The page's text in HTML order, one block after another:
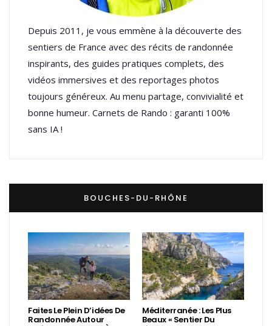
Depuis 2011, je vous emmène à la découverte des
sentiers de France avec des récits de randonnée
inspirants, des guides pratiques complets, des
vidéos immersives et des reportages photos
toujours généreux. Au menu partage, convivialité et
bonne humeur. Carnets de Rando : garanti 100%
sans IA !
BOUCHES-DU-RHÔNE
Faites Le Plein D’idées De
Randonnée Autour
Méditerranée : Les Plus
Beaux « Sentier Du